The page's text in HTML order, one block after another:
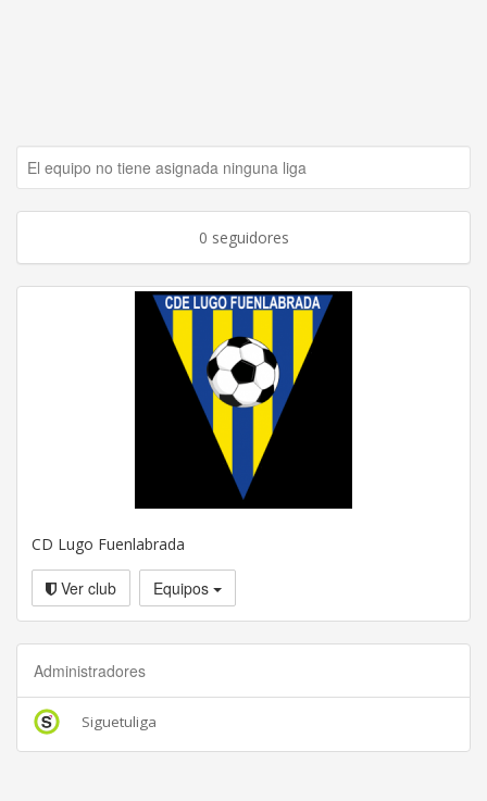
El equipo no tiene asignada ninguna liga
0 seguidores
CD Lugo Fuenlabrada
Ver club Equipos
Administradores
Siguetuliga